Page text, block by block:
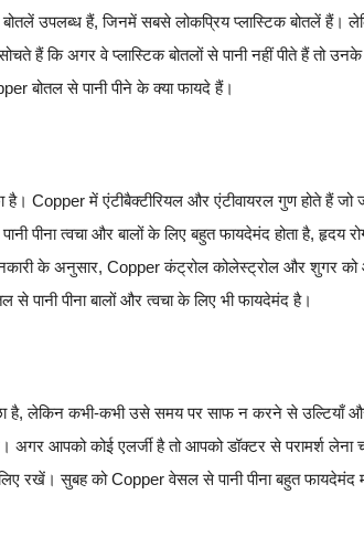
उपलब्ध हैं, जिनमें सबसे लोकप्रिय प्लास्टिक बोतलें हैं।
हैं कि अगर वे प्लास्टिक बोतलों से पानी नहीं पीते हैं तो उनके
बोतल से पानी पीने के क्या फायदे हैं।
है। Copper में एंटीबैक्टीरियल और एंटीवायरल गुण होते हैं
त्वचा और बालों के लिए बहुत फायदेमंद होता है, हृदय
के अनुसार, Copper कंट्रोल कोलेस्ट्रोल और शुगर
पानी पीना बालों और त्वचा के लिए भी फायदेमंद है।
है, लेकिन कभी-कभी उसे समय पर साफ न करने से उल्टियाँ
अगर आपको कोई एलर्जी है तो आपको डॉक्टर से परामर्श
रखें। सुबह को Copper वेसल से पानी पीना बहुत फायदेमंद